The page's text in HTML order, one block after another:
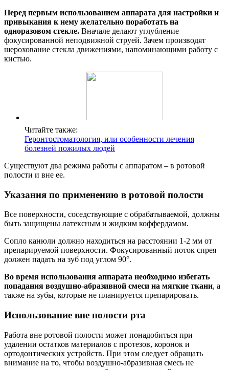
Перед первым использованием аппарата для настройки и
привыкания к нему желательно поработать на
одноразовом стекле. Вначале делают углубление
фокусированной неподвижной струей. Зачем производят
шерохование стекла движениями, напоминающими работу с
кистью.
Читайте также:
Геронтостоматология, или особенности лечения
болезней пожилых людей
Существуют два режима работы с аппаратом – в ротовой
полости и вне ее.
Указания по применению в ротовой полости
Все поверхности, соседствующие с обрабатываемой, должны
быть защищены латексным и жидким коффердамом.
Сопло канюли должно находиться на расстоянии 1-2 мм от
препарируемой поверхности. Фокусированный поток спрея
должен падать на зуб под углом 90°.
Во время использования аппарата необходимо избегать
попадания воздушно-абразивной смеси на мягкие ткани, а
также на зубы, которые не планируется препарировать.
Использование вне полости рта
Работа вне ротовой полости может понадобиться при
удалении остатков материалов с протезов, коронок и
ортодонтических устройств. При этом следует обращать
внимание на то, чтобы воздушно-абразивная смесь не